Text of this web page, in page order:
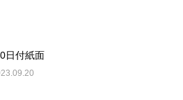
日付紙面